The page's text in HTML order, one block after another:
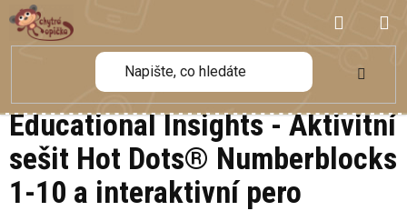
Přejít
na
obsah
KOŠÍK
Educational Insights - Aktivitní
sešit Hot Dots® Numberblocks
1-10 a interaktivní pero